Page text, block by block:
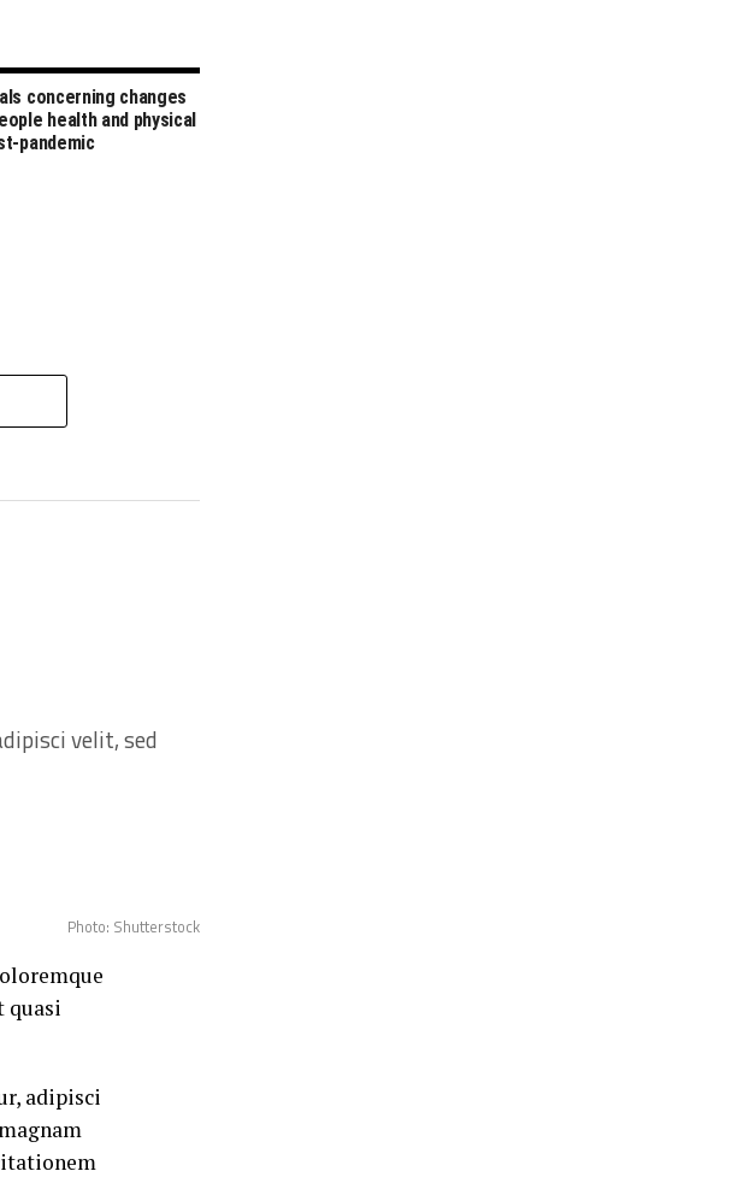
concerning changes
health and physical
pandemic
velit, sed
Photo: Shutterstock
quasi
adipisci